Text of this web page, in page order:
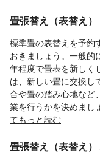
畳張替え（表替え
標準畳の表替えを予約
おきましょう。一般的
年程度で畳表を新しく
は、新しい畳に交換し
合や畳の踏み心地など
業を行うかを決めまし
てもっと読む
畳張替え（表替え